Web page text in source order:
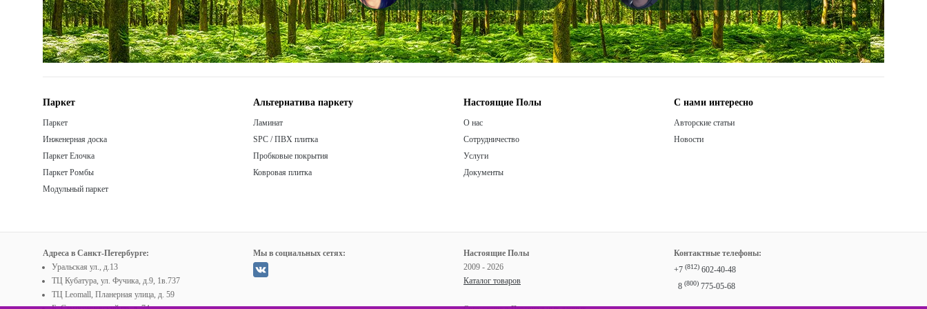
Паркет
Паркет
Инженерная доска
Паркет Елочка
Паркет Ромбы
Модульный паркет
Альтернатива паркету
Ламинат
SPC / ПВХ плитка
Пробковые покрытия
Ковровая плитка
Настоящие Полы
О нас
Сотрудничество
Услуги
Документы
С нами интересно
Авторские статьи
Новости
Адреса в Санкт-Петербурге:
Уральская ул., д.13
ТЦ Кубатура, ул. Фучика, д.9, 1в.737
ТЦ Leomall, Планерная улица, д. 59
Мы в социальных сетях:
Настоящие Полы
2009 - 2026
Каталог товаров
Контактные телефоны:
+7 (812) 602-40-48
8 (800) 775-05-68